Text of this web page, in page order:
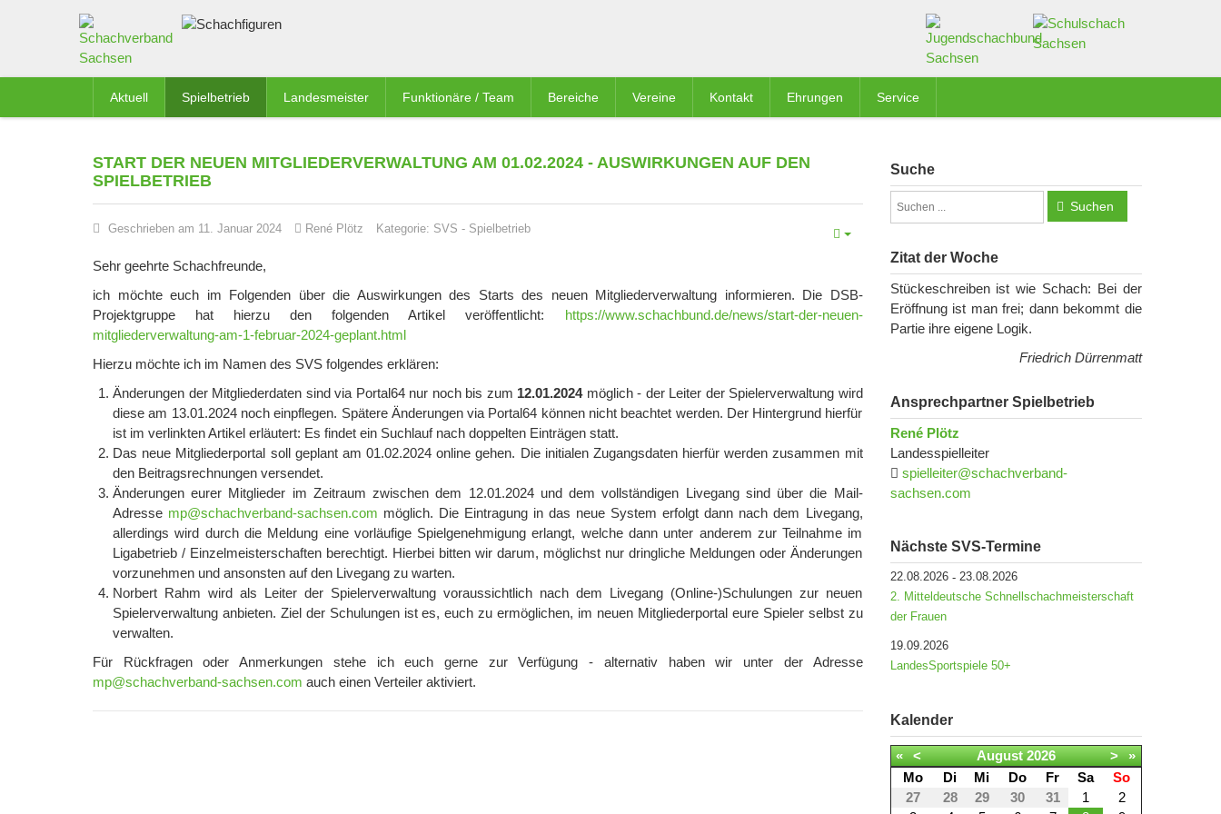
Aktuell Spielbetrieb Landesmeister Funktionäre / Team Bereiche Vereine Kontakt Ehrungen Service
START DER NEUEN MITGLIEDERVERWALTUNG AM 01.02.2024 - AUSWIRKUNGEN AUF DEN
SPIELBETRIEB
Geschrieben am 11. Januar 2024 René Plötz Kategorie: SVS - Spielbetrieb
Sehr geehrte Schachfreunde,
ich möchte euch im Folgenden über die Auswirkungen des Starts des neuen Mitgliederverwaltung informieren. Die DSB-
Projektgruppe hat hierzu den folgenden Artikel veröffentlicht: https://www.schachbund.de/news/start-der-neuen-
mitgliederverwaltung-am-1-februar-2024-geplant.html
Hierzu möchte ich im Namen des SVS folgendes erklären:
Änderungen der Mitgliederdaten sind via Portal64 nur noch bis zum 12.01.2024möglich - der Leiter der Spielerverwaltung wird
diese am 13.01.2024 noch einpflegen. Spätere Änderungen via Portal64 können nicht beachtet werden. Der Hintergrund hierfür
ist im verlinkten Artikel erläutert: Es findet ein Suchlauf nach doppelten Einträgen statt.
Das neue Mitgliederportal soll geplant am 01.02.2024 online gehen. Die initialen Zugangsdaten hierfür werden zusammen mit
den Beitragsrechnungen versendet.
Änderungen eurer Mitglieder im Zeitraum zwischen dem 12.01.2024 und dem vollständigen Livegang sind über die Mail-
Adresse mp@schachverband-sachsen.com möglich. Die Eintragung in das neue System erfolgt dann nach dem Livegang,
allerdings wird durch die Meldung eine vorläufige Spielgenehmigung erlangt, welche dann unter anderem zur Teilnahme im
Ligabetrieb / Einzelmeisterschaften berechtigt. Hierbei bitten wir darum, möglichst nur dringliche Meldungen oder Änderungen
vorzunehmen und ansonsten auf den Livegang zu warten.
Norbert Rahm wird als Leiter der Spielerverwaltung voraussichtlich nach dem Livegang (Online-)Schulungen zur neuen
Spielerverwaltung anbieten. Ziel der Schulungen ist es, euch zu ermöglichen, im neuen Mitgliederportal eure Spieler selbst zu
verwalten.
Für Rückfragen oder Anmerkungen stehe ich euch gerne zur Verfügung - alternativ haben wir unter der Adresse
mp@schachverband-sachsen.com auch einen Verteiler aktiviert.
Suche
Suchen
Zitat der Woche
Stückeschreiben ist wie Schach: Bei der
Eröffnung ist man frei; dann bekommt die
Partie ihre eigene Logik.
Friedrich Dürrenmatt
Ansprechpartner Spielbetrieb
René Plötz
Landesspielleiter
spielleiter@schachverband-
sachsen.com
Nächste SVS-Termine
22.08.2026- 23.08.2026
2. Mitteldeutsche Schnellschachmeisterschaft
der Frauen
19.09.2026
LandesSportspiele 50+
Kalender
« < August 2026 >
»
Mo
Di Mi Do Fr Sa
So
27
28 29 30 31 1
2